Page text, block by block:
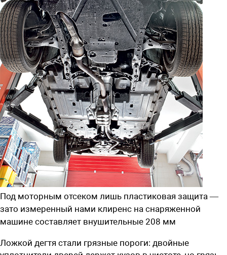
Под моторным отсеком лишь пластиковая защита —
зато измеренный нами клиренс на снаряженной
машине составляет внушительные 208 мм
Ложкой дегтя стали грязные пороги: двойные